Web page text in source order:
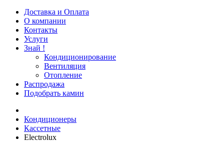
Доставка и Оплата
О компании
Контакты
Услуги
Знай !
Кондиционирование
Вентиляция
Отопление
Распродажа
Подобрать камин
Кондиционеры
Кассетные
Electrolux